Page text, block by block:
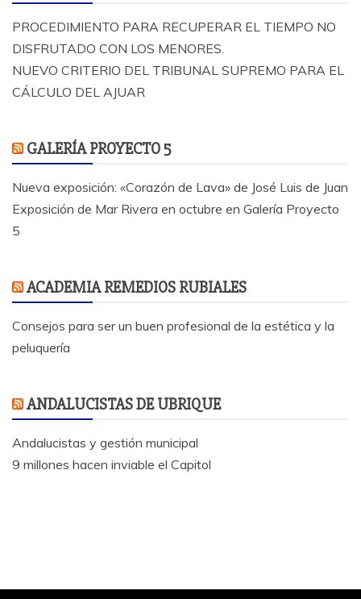
PROCEDIMIENTO PARA RECUPERAR EL TIEMPO NO
DISFRUTADO CON LOS MENORES.
NUEVO CRITERIO DEL TRIBUNAL SUPREMO PARA EL
CÁLCULO DEL AJUAR
GALERÍA PROYECTO 5
Nueva exposición: «Corazón de Lava» de José Luis de Juan
Exposición de Mar Rivera en octubre en Galería Proyecto
5
ACADEMIA REMEDIOS RUBIALES
Consejos para ser un buen profesional de la estética y la
peluquería
ANDALUCISTAS DE UBRIQUE
Andalucistas y gestión municipal
9 millones hacen inviable el Capitol